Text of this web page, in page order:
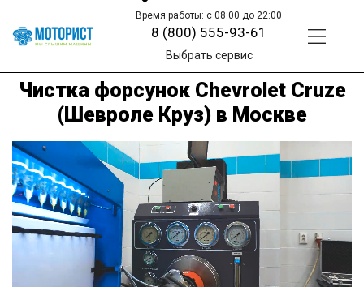
Время работы: с 08:00 до 22:00
8 (800) 555-93-61
Выбрать сервис
Чистка форсунок Chevrolet Cruze
(Шевроле Круз) в Москве